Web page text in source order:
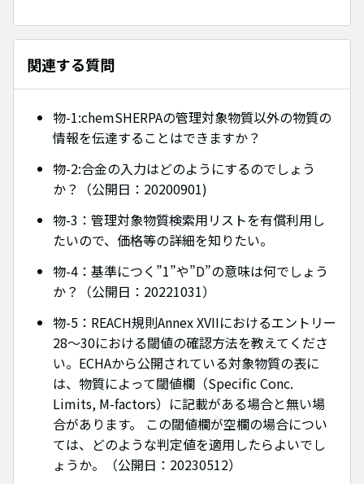
関連する質問
物-1:chemSHERPAの管理対象物質以外の物質の
情報を伝達することはできますか？
物-2:合金の入力はどのようにするのでしょう
か？（公開日：20200901)
物-3：管理対象物質検索用リストを有償利用し
たいので、価格等の詳細を知りたい。
物-4：基準につく”1”や”D”の意味は何でしょう
か？（公開日：20221031）
物-5：REACH規則Annex XVIIにおけるエントリー
28～30における閾値の確認方法を教えてくださ
い。ECHAから公開されている対象物質の表に
は、物質によって閾値欄（Specific Conc.
Limits, M-factors）に記載がある場合と無い場
合があります。 この閾値欄が空欄の場合につい
ては、どのような判定値を適用したらよいでし
ょうか。（公開日：20230512）